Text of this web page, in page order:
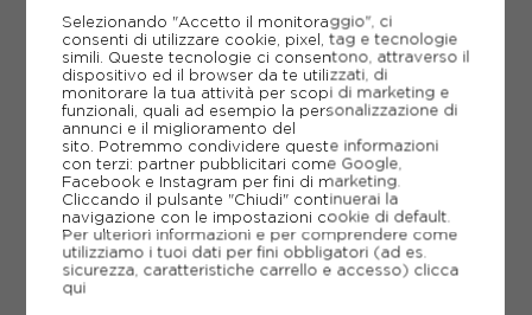
PIÙ INFORMAZIONI
SCHEDA TECNICA
GUIDA ALLE TAGLIE
CONSIGLIATI DA NOI
Selezionando "Accetto il monitoraggio", ci
consenti di utilizzare cookie, pixel, tag e tecnologie
simili. Queste tecnologie ci consentono, attraverso il
dispositivo ed il browser da te utilizzati, di
monitorare la tua attività per scopi di marketing e
funzionali, quali ad esempio la personalizzazione di
annunci e il miglioramento del
sito. Potremmo condividere queste informazioni
con terzi: partner pubblicitari come Google,
Facebook e Instagram per fini di marketing.
Cliccando il pulsante "Chiudi" continuerai la
navigazione con le impostazioni cookie di default.
Per ulteriori informazioni e per comprendere come
utilizziamo i tuoi dati per fini obbligatori (ad es.
sicurezza, caratteristiche carrello e accesso) clicca
qui